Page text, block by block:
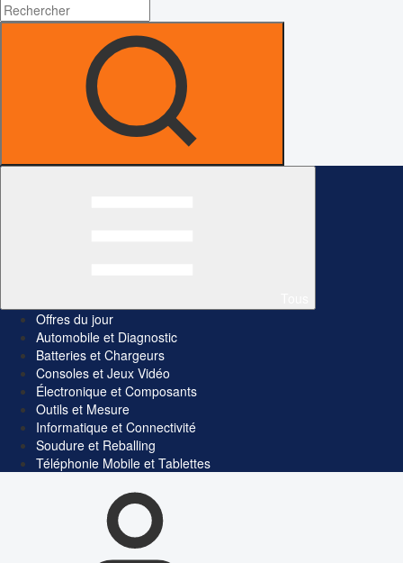
Offres du jour
Automobile et Diagnostic
Batteries et Chargeurs
Consoles et Jeux Vidéo
Électronique et Composants
Outils et Mesure
Informatique et Connectivité
Soudure et Reballing
Téléphonie Mobile et Tablettes